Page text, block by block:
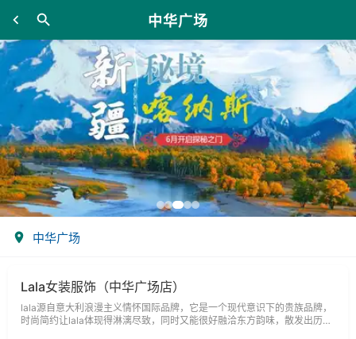
中华广场
中华广场
Lala女装服饰（中华广场店）
lala源自意大利浪漫主义情怀国际品牌，它是一个现代意识下的贵族品牌，
时尚简约让lala体现得淋漓尽致，同时又能很好融洽东方韵味，散发出历久